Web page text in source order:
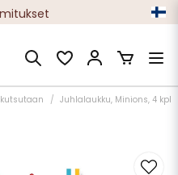
49 € tilauksille
Juhlalaukku, Minions, 4 kpl